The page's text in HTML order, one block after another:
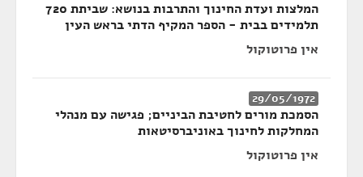
המלצות ועדת החינוך והתרבות בנושא: שביתת 720
תלמידים בבית - הספר המקיף הדתי בראש העין
אין פרוטוקול
29/05/1972
הסמכת מורים לחטיבת הביניים; פגישה עם מנהלי
המחלקות לחינוך באוניברסיטאות
אין פרוטוקול